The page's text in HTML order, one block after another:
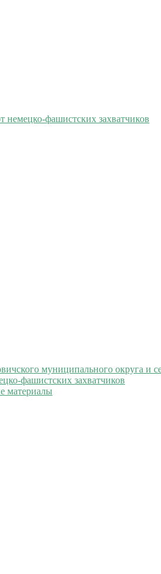
немецко-фашистских захватчиков
муниципального округа и
фашистских захватчиков